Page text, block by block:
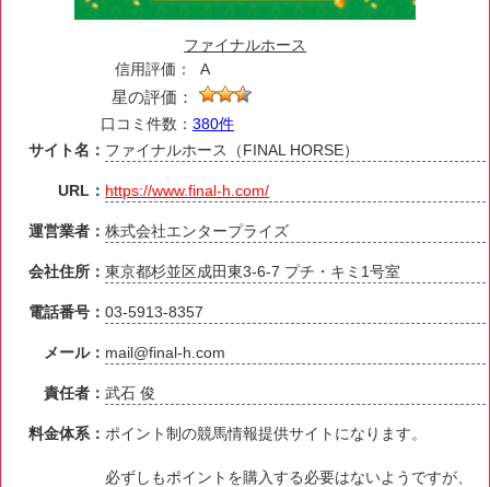
ファイナルホース
信用評価：
A
星の評価：
口コミ件数： 380件
サイト名： ファイナルホース（FINAL HORSE）
URL： https://www.final-h.com/
運営業者：株式会社エンタープライズ
会社住所：東京都杉並区成田東3-6-7 プチ・キミ1号室
電話番号：03-5913-8357
メール： mail@final-h.com
責任者：武石 俊
料金体系： ポイント制の競馬情報提供サイトになります。
必ずしもポイントを購入する必要はないようですが、